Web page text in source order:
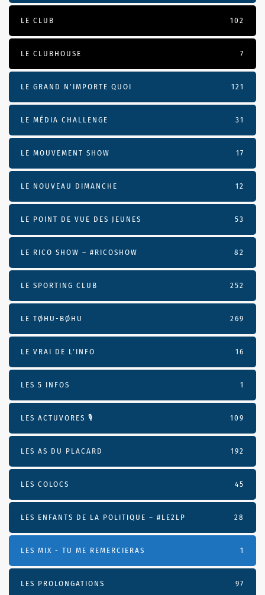
LE CLUB 102
LE CLUBHOUSE 7
LE GRAND N’IMPORTE QUOI 121
LE MÉDIA CHALLENGE 31
LE MOUVEMENT SHOW 17
LE NOUVEAU DIMANCHE 12
LE POINT DE VUE DES JEUNES 53
LE RICO SHOW – #RICOSHOW 82
LE SPORTING CLUB 252
LE TØHU-BØHU 269
LE VRAI DE L’INFO 16
LES 5 INFOS 1
LES ACTUVORES 🎙 109
LES AS DU PLACARD 192
LES COLOCS 45
LES ENFANTS DE LA POLITIQUE – #LE2LP 28
LES MIX - TU ME REMERCIERAS 1
LES PROLONGATIONS 97